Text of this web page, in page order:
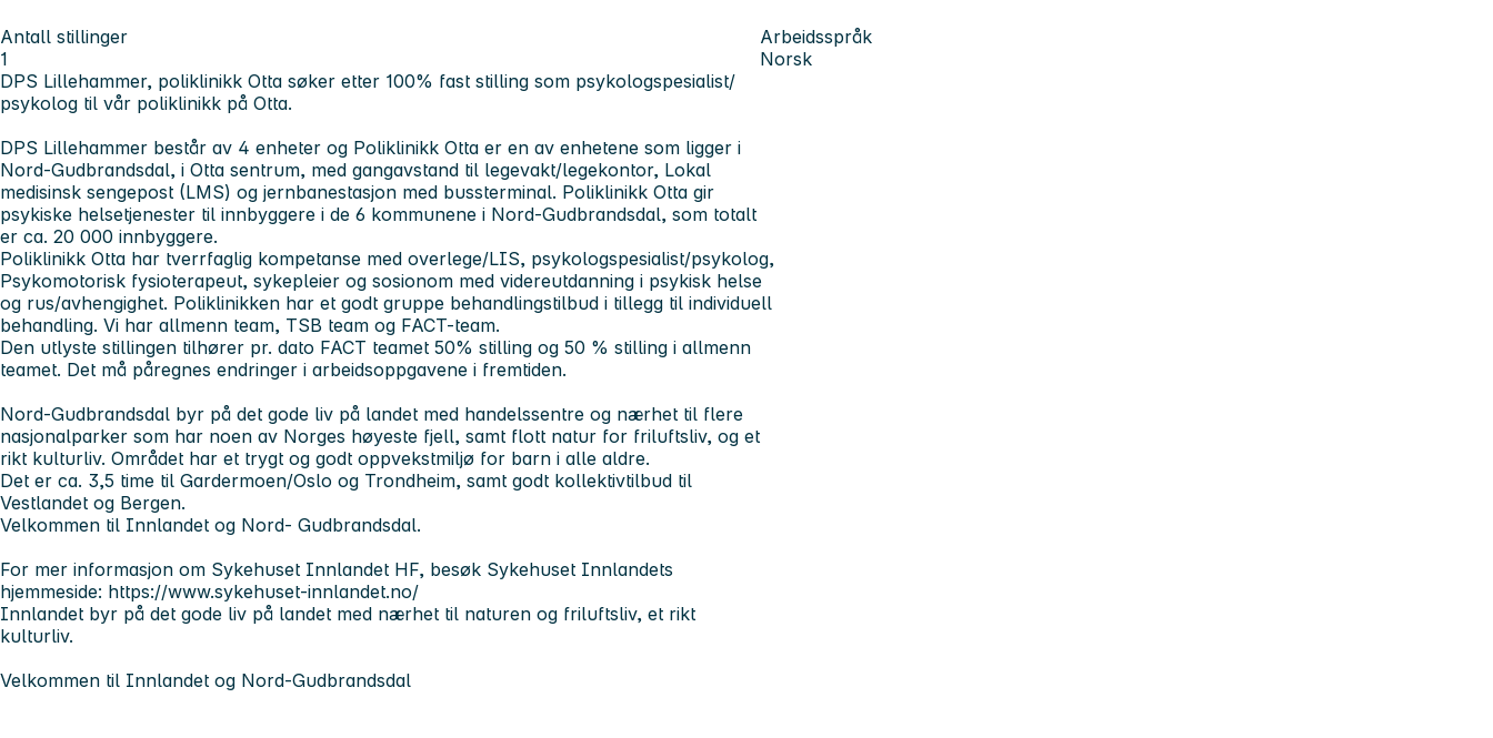
Antall stillinger
1
Arbeidsspråk
Norsk
DPS Lillehammer, poliklinikk Otta søker etter 100% fast stilling som psykologspesialist/
psykolog til vår poliklinikk på Otta.
DPS Lillehammer består av 4 enheter og Poliklinikk Otta er en av enhetene som ligger i
Nord-Gudbrandsdal, i Otta sentrum, med gangavstand til legevakt/legekontor, Lokal
medisinsk sengepost (LMS) og jernbanestasjon med bussterminal. Poliklinikk Otta gir
psykiske helsetjenester til innbyggere i de 6 kommunene i Nord-Gudbrandsdal, som totalt
er ca. 20 000 innbyggere.
Poliklinikk Otta har tverrfaglig kompetanse med overlege/LIS, psykologspesialist/psykolog,
Psykomotorisk fysioterapeut, sykepleier og sosionom med videreutdanning i psykisk helse
og rus/avhengighet. Poliklinikken har et godt gruppe behandlingstilbud i tillegg til individuell
behandling. Vi har allmenn team, TSB team og FACT-team.
Den utlyste stillingen tilhører pr. dato FACT teamet 50% stilling og 50 % stilling i allmenn
teamet. Det må påregnes endringer i arbeidsoppgavene i fremtiden.
Nord-Gudbrandsdal byr på det gode liv på landet med handelssentre og nærhet til flere
nasjonalparker som har noen av Norges høyeste fjell, samt flott natur for friluftsliv, og et
rikt kulturliv. Området har et trygt og godt oppvekstmiljø for barn i alle aldre.
Det er ca. 3,5 time til Gardermoen/Oslo og Trondheim, samt godt kollektivtilbud til
Vestlandet og Bergen.
Velkommen til Innlandet og Nord- Gudbrandsdal.
For mer informasjon om Sykehuset Innlandet HF, besøk Sykehuset Innlandets
hjemmeside: https://www.sykehuset-innlandet.no/
Innlandet byr på det gode liv på landet med nærhet til naturen og friluftsliv, et rikt
kulturliv.
Velkommen til Innlandet og Nord-Gudbrandsdal